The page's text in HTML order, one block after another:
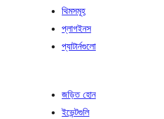
থিমসমূহ
প্লাগইনস
প্যাটার্নগুলো
জড়িত হোন
ইভেন্টগুলি